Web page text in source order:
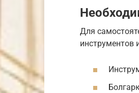
Для
инструментов